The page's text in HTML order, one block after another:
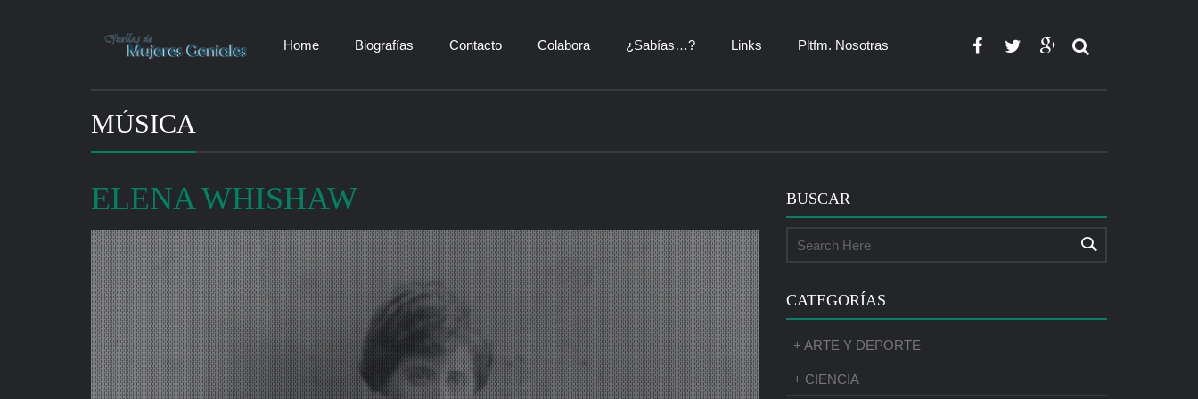
Home Biografías Contacto Colabora ¿Sabías…? Links Pltfm. Nosotras
MÚSICA
ELENA WHISHAW BUSCAR
CATEGORÍAS
+ ARTE Y DEPORTE
+ CIENCIA